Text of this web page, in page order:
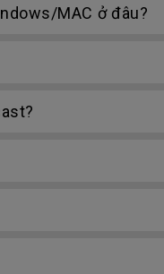
MAC ở đâu?